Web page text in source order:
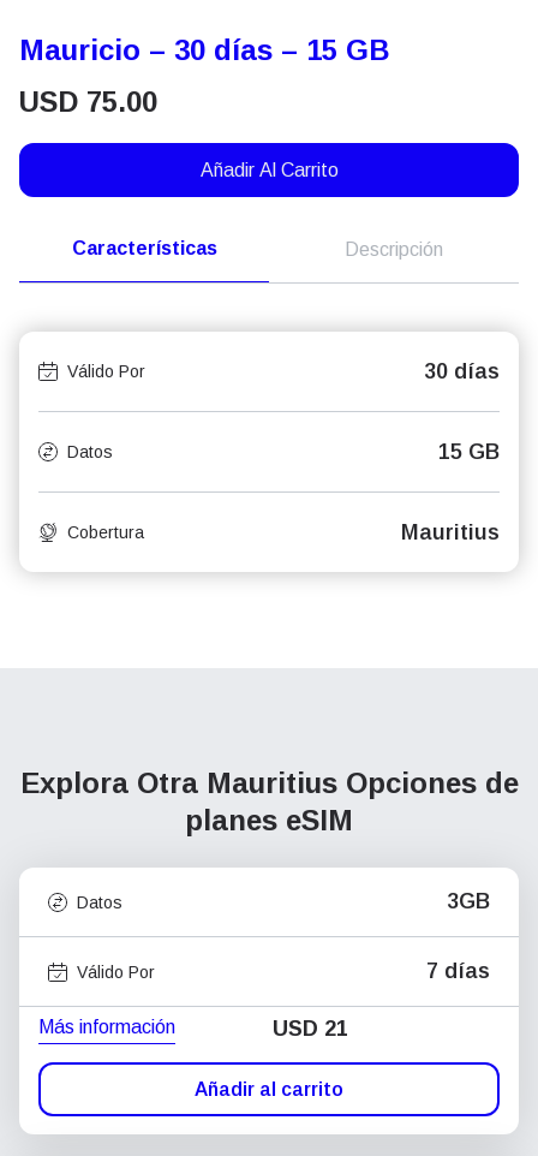
Mauricio – 30 días – 15 GB
USD 75.00
Añadir Al Carrito
Características Descripción
Válido Por 30 días
Datos 15 GB
Cobertura Mauritius
Explora Otra Mauritius Opciones de
planes eSIM
Datos 3GB
Válido Por 7 días
Más información USD 21
Añadir al carrito